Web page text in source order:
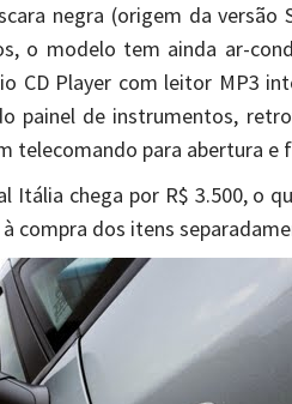
negra (origem da
o modelo tem ainda ar-
CD Player com leitor MP3
painel de instrumentos,
telecomando para abertura
Itália chega por R$ 3.500, o
compra dos itens